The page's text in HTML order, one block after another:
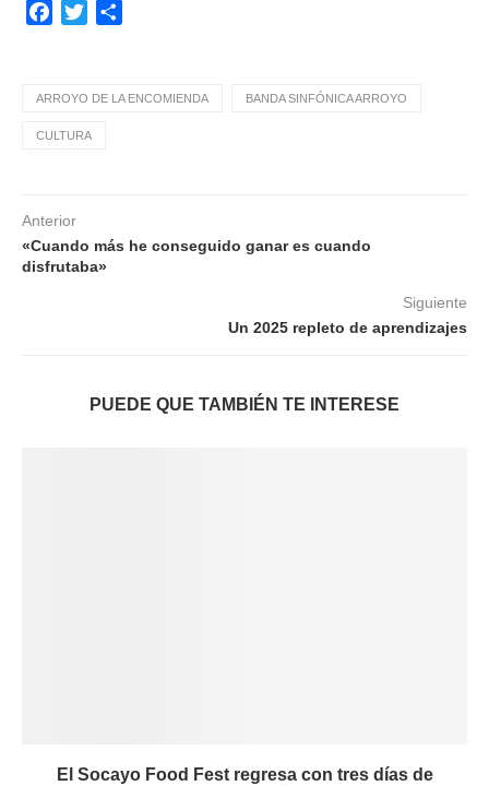
Facebook
Twitter
ARROYO DE LA ENCOMIENDA BANDA SINFÓNICA ARROYO
CULTURA
Anterior
«Cuando más he conseguido ganar es cuando
disfrutaba»
Siguiente
Un 2025 repleto de aprendizajes
PUEDE QUE TAMBIÉN TE INTERESE
El Socayo Food Fest regresa con tres días de